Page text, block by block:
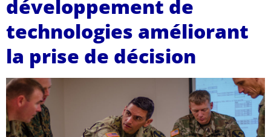
développement de
technologies améliorant
la prise de décision